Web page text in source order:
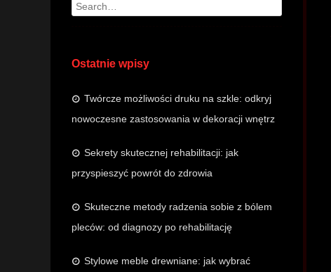
Search
Ostatnie wpisy
Twórcze możliwości druku na szkle: odkryj
nowoczesne zastosowania w dekoracji wnętrz
Sekrety skutecznej rehabilitacji: jak
przyspieszyć powrót do zdrowia
Skuteczne metody radzenia sobie z bólem
pleców: od diagnozy po rehabilitację
Stylowe meble drewniane: jak wybrać